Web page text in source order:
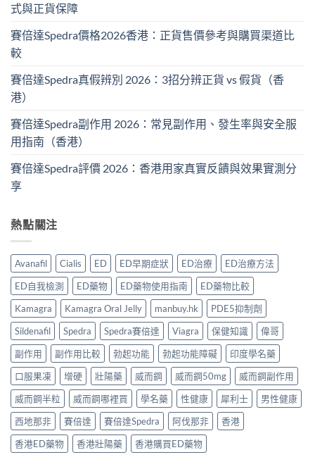
式與正貨保障
賽倍達Spedra價格2026香港：正貨售價參考與購買渠道比
較
賽倍達Spedra真假辨別 2026：3招分辨正貨 vs 假貨（香
港）
賽倍達Spedra副作用 2026：常見副作用、發生率與安全服
用指南（香港）
賽倍達Spedra評價 2026：香港用家真實反饋與效果實測分
享
熱點關注
Avanafil Cialis ED ED早期症狀 ED治療
ED治療方法
ED自我檢測
ED藥物 ED藥物使用指南
ED藥物比較
Kamagra
Kamagra Oral Jelly manbuy.hk
PDE5抑制劑
Sildenafil
Spedra Spedra賽倍達 Viagra 保健知識
偉哥
副作用
副作用比較 勃起功能 勃起功能障礙
印度學名藥
口服果凍
增硬 壯陽藥 威而鋼 威而鋼50mg
威而鋼副作用
威而鋼半粒
威而鋼哪裡買 學名藥 性健康 犀利士
男性健康
西地那非
賽倍達 賽倍達Spedra 阿伐那非
香港
香港ED藥物
香港壯陽藥 香港購買ED藥物